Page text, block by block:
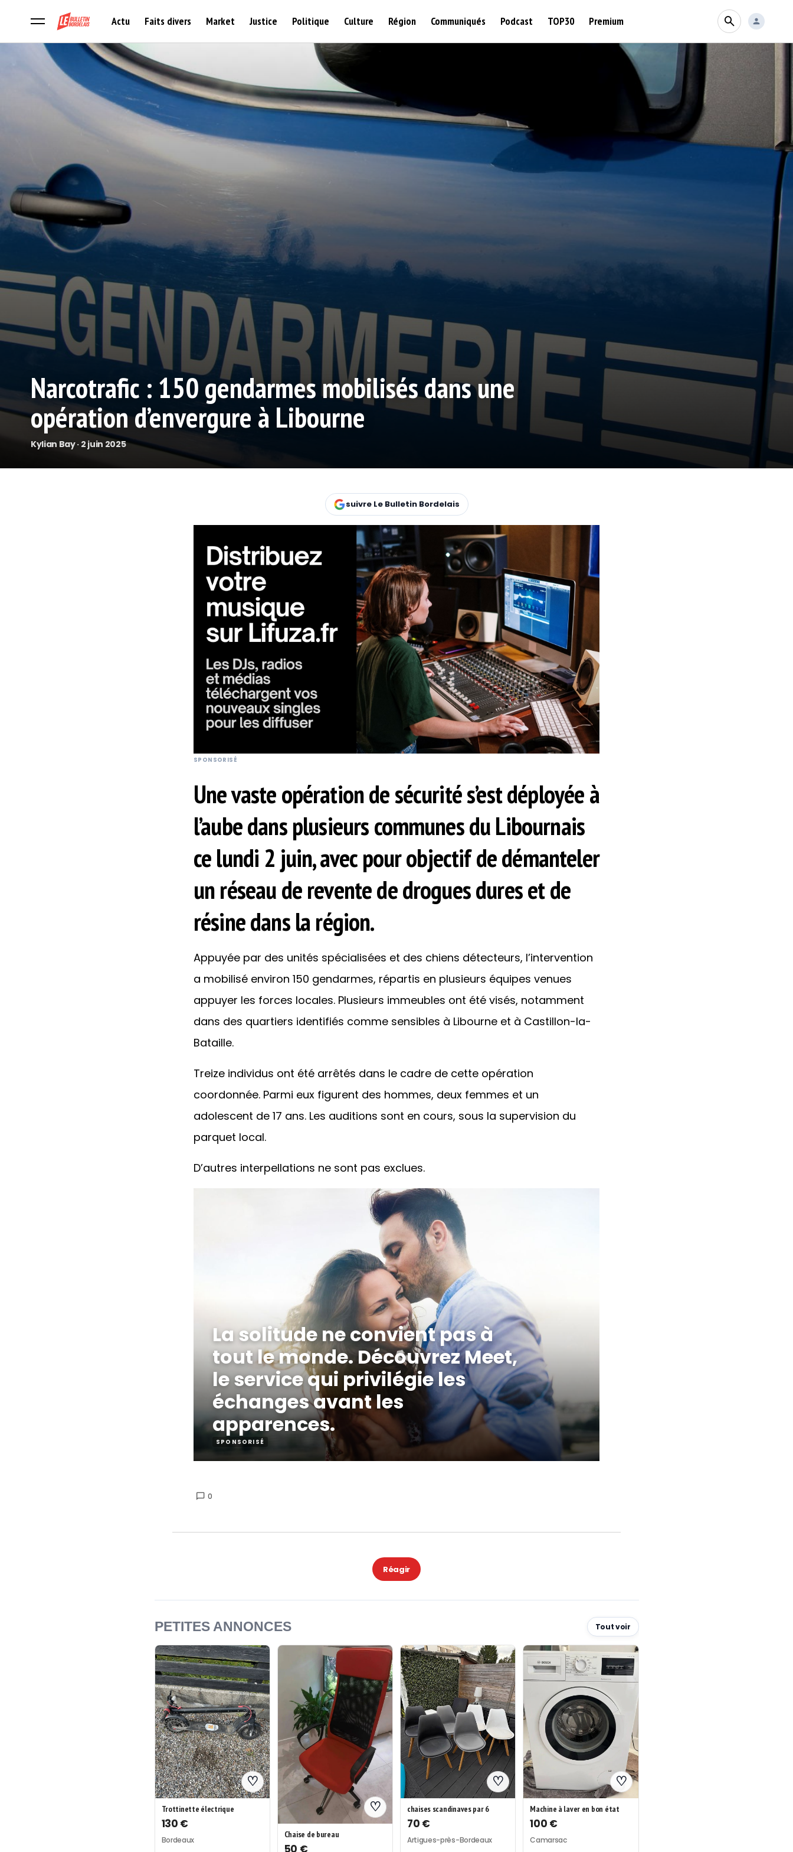
Actu Faits divers Market Justice Politique Culture Région Communiqués Podcast TOP30 Premium
Narcotrafic : 150 gendarmes mobilisés dans une
opération d’envergure à Libourne
Kylian Bay · 2 juin 2025
suivre Le Bulletin Bordelais
Une vaste opération de sécurité s’est déployée à
l’aube dans plusieurs communes du Libournais
ce lundi 2 juin, avec pour objectif de démanteler
un réseau de revente de drogues dures et de
résine dans la région.
Appuyée par des unités spécialisées et des chiens détecteurs, l’intervention
a mobilisé environ 150 gendarmes, répartis en plusieurs équipes venues
appuyer les forces locales. Plusieurs immeubles ont été visés, notamment
dans des quartiers identifiés comme sensibles à Libourne et à Castillon-la-
Bataille.
Treize individus ont été arrêtés dans le cadre de cette opération
coordonnée. Parmi eux figurent des hommes, deux femmes et un
adolescent de 17 ans. Les auditions sont en cours, sous la supervision du
parquet local.
D’autres interpellations ne sont pas exclues.
La solitude ne convient pas à
tout le monde. Découvrez Meet,
le service qui privilégie les
échanges avant les
apparences.
SPONSORISÉ
0
Réagir
PETITES ANNONCES Tout voir
♡
Trottinette électrique
130 €
Bordeaux
♡
Chaise de bureau
♡
chaises scandinaves par 6
70 €
Artigues-près-Bordeaux
♡
Machine à laver en bon état
100 €
Camarsac